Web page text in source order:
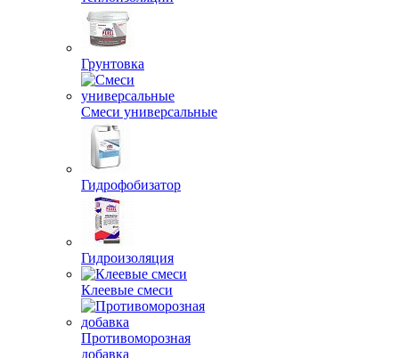
Грунтовка
Смеси универсальные
Гидрофобизатор
Гидроизоляция
Клеевые смеси
Противоморозная
добавка